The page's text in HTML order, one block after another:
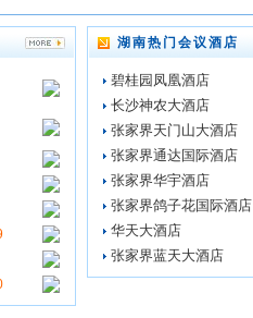
湖南热门会议酒店
碧桂园凤凰酒店
长沙神农大酒店
张家界天门山大酒店
张家界通达国际酒店
张家界华宇酒店
张家界鸽子花国际酒店
华天大酒店
张家界蓝天大酒店